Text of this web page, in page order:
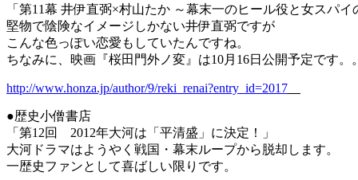
「第11幕 井伊直弼×村山たか ～幕末一のヒール役と女スパイ
堅物で陰険なイメージしかない井伊直弼ですが
こんな色っぽい恋愛もしていたんですね。
ちなみに、映画『桜田門外ノ変』は10月16日公開予定です。。
http://www.honza.jp/author/9/reki_renai?entry_id=2017
●歴史小僧書店
「第12回 2012年大河は「平清盛」に決定！」
大河ドラマはようやく戦国・幕末ループから脱却します。
一歴史ファンとして喜ばしい限りです。